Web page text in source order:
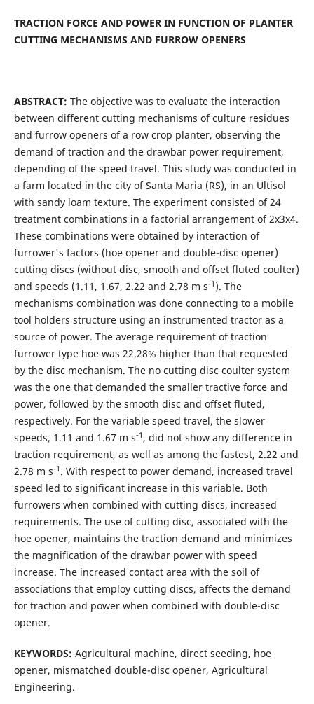
TRACTION FORCE AND POWER IN FUNCTION OF PLANTER
CUTTING MECHANISMS AND FURROW OPENERS
ABSTRACT: The objective was to evaluate the interaction
between different cutting mechanisms of culture residues
and furrow openers of a row crop planter, observing the
demand of traction and the drawbar power requirement,
depending of the speed travel. This study was conducted in
a farm located in the city of Santa Maria (RS), in an Ultisol
with sandy loam texture. The experiment consisted of 24
treatment combinations in a factorial arrangement of 2x3x4.
These combinations were obtained by interaction of
furrower's factors (hoe opener and double-disc opener)
cutting discs (without disc, smooth and offset fluted coulter)
and speeds (1.11, 1.67, 2.22 and 2.78 m s-1 ). The
mechanisms combination was done connecting to a mobile
tool holders structure using an instrumented tractor as a
source of power. The average requirement of traction
furrower type hoe was 22.28% higher than that requested
by the disc mechanism. The no cutting disc coulter system
was the one that demanded the smaller tractive force and
power, followed by the smooth disc and offset fluted,
respectively. For the variable speed travel, the slower
speeds, 1.11 and 1.67 m s-1 , did not show any difference in
traction requirement, as well as among the fastest, 2.22 and
2.78 m s-1 . With respect to power demand, increased travel
speed led to significant increase in this variable. Both
furrowers when combined with cutting discs, increased
requirements. The use of cutting disc, associated with the
hoe opener, maintains the traction demand and minimizes
the magnification of the drawbar power with speed
increase. The increased contact area with the soil of
associations that employ cutting discs, affects the demand
for traction and power when combined with double-disc
opener.
KEYWORDS: Agricultural machine, direct seeding, hoe
opener, mismatched double-disc opener, Agricultural
Engineering.